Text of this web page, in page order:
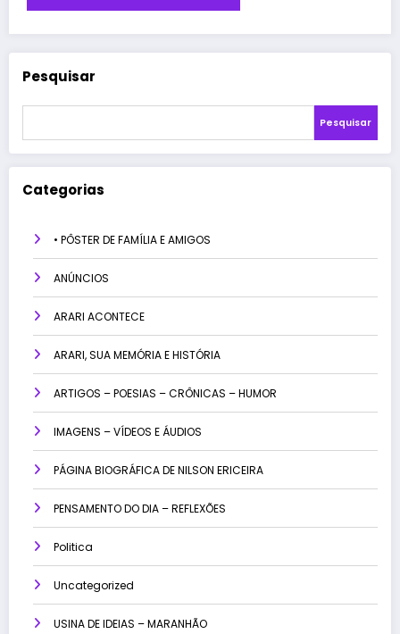
Pesquisar
Pesquisar
Categorias
• PÔSTER DE FAMÍLIA E AMIGOS
ANÚNCIOS
ARARI ACONTECE
ARARI, SUA MEMÓRIA E HISTÓRIA
ARTIGOS – POESIAS – CRÔNICAS – HUMOR
IMAGENS – VÍDEOS E ÁUDIOS
PÁGINA BIOGRÁFICA DE NILSON ERICEIRA
PENSAMENTO DO DIA – REFLEXÕES
Politica
Uncategorized
USINA DE IDEIAS – MARANHÃO